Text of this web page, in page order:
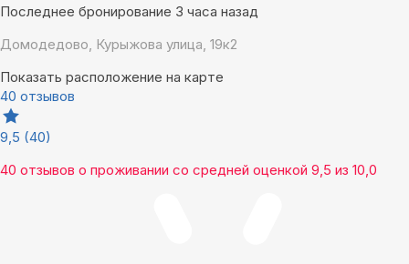
Последнее бронирование 3 часа назад
Домодедово, Курыжова улица, 19к2
Показать расположение на карте
40 отзывов
9,5 (40)
40 отзывов о проживании со средней оценкой 9,5 из 10,0